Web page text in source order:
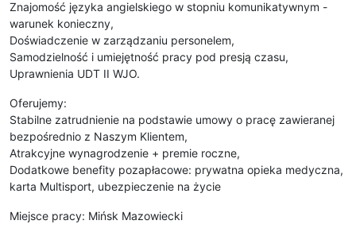
Znajomość języka angielskiego w stopniu komunikatywnym -
warunek konieczny,
Doświadczenie w zarządzaniu personelem,
Samodzielność i umiejętność pracy pod presją czasu,
Uprawnienia UDT II WJO.
Oferujemy:
Stabilne zatrudnienie na podstawie umowy o pracę zawieranej
bezpośrednio z Naszym Klientem,
Atrakcyjne wynagrodzenie + premie roczne,
Dodatkowe benefity pozapłacowe: prywatna opieka medyczna,
karta Multisport, ubezpieczenie na życie
Miejsce pracy: Mińsk Mazowiecki